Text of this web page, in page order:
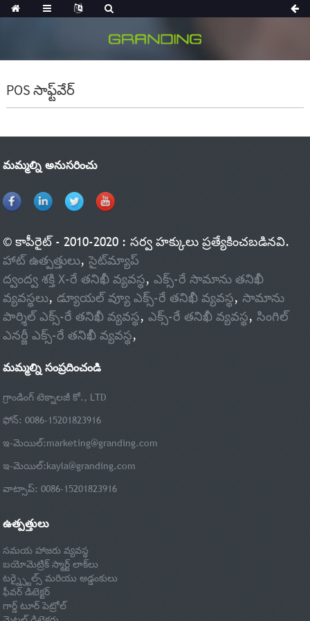
POS సాఫ్ట్‌వేర్
మమ్మల్ని అనుసరించు
© కాపీరైట్ - 2010-2020 : సర్వ హక్కులు ప్రత్యేకించబడినవి.
హాట్ ఉత్పత్తులు,సైట్‌మ్యాప్
ద్వంద్వ శక్తి X-రే తనిఖీ వ్యవస్థ,ఎక్స్-రే సామాను తనిఖీ
వ్యవస్థలు,డ్యూయల్ వ్యూ ఎక్స్-రే తనిఖీ వ్యవస్థ,సామాను
పార్శిల్ ఎక్స్-రే తనిఖీ వ్యవస్థ,ఎక్స్-రే తనిఖీ వ్యవస్థ,సింగిల్
ఎనర్జీ ఎక్స్-రే తనిఖీ వ్యవస్థ,
మమ్మల్ని సంప్రదించండి
గ్రాండింగ్ టెక్నాలజీ కో., LTD
ఫోన్: 0086-15201823916
ఇ-మెయిల్:marketing@granding.com
ఇ-మెయిల్:kayla@granding.com
వాట్సాప్: 0086-15201823916
ఉత్పత్తులు
సమయ హాజరు వ్యవస్థ
బయోమెట్రిక్ స్మార్ట్ లాక్‌లు
టర్న్స్టైల్స్ మరియు అడ్డంకులు
ఫీవర్ డిటెక్టర్
గార్డ్ టూర్ పెట్రోల్